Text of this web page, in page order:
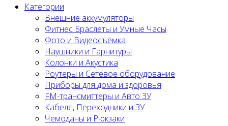
Категории
Внешние аккумуляторы
Фитнес Браслеты и Умные Часы
Фото и Видеосъёмка
Наушники и Гарнитуры
Колонки и Акустика
Роутеры и Сетевое оборудование
Приборы для дома и здоровья
FM-трансмиттеры и Авто ЗУ
Кабеля, Переходники и ЗУ
Чемоданы и Рюкзаки